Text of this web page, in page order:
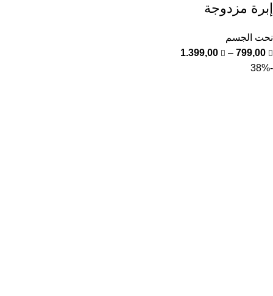
إبرة مزدوجة
نحت الجسم
799,00
–
1.399,00
-38%